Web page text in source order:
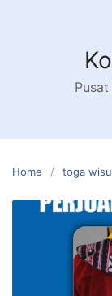
Home toga